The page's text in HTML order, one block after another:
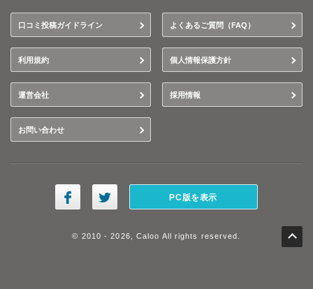
口コミ投稿ガイドライン よくあるご質問（FAQ）
利用規約 個人情報保護方針
運営会社 採用情報
お問い合わせ
PC版を表示
© 2010 - 2026, Caloo All rights reserved.